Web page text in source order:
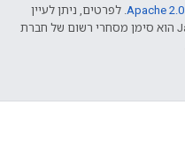
Apache 2.0 . לפרטים, ניתן לעיין
.‏ Java הוא סימן מסחרי רשום של חברת